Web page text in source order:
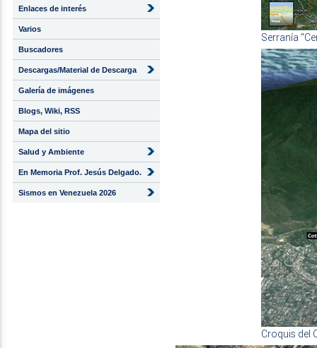
Enlaces de interés
Varios
Buscadores
Descargas/Material de Descarga
Galería de imágenes
Blogs, Wiki, RSS
Mapa del sitio
Salud y Ambiente
En Memoria Prof. Jesús Delgado.
Sismos en Venezuela 2026
Serranía
Croquis del